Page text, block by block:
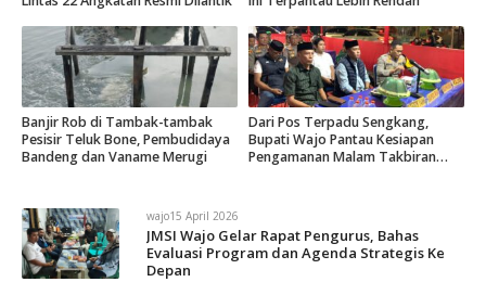
Banjir Rob di Tambak-tambak
Pesisir Teluk Bone, Pembudidaya
Bandeng dan Vaname Merugi
Dari Pos Terpadu Sengkang,
Bupati Wajo Pantau Kesiapan
Pengamanan Malam Takbiran
wajo15 April 2026
JMSI Wajo Gelar Rapat Pengurus, Bahas
Evaluasi Program dan Agenda Strategis Ke
Depan